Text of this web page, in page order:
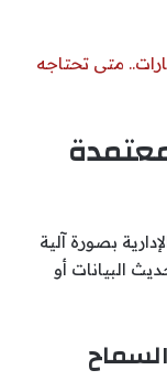
متى تحتاجه
بصورة آلية
البيانات أو